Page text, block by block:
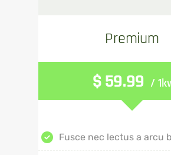
Premium
$59.99 /
Fusce nec lectus a arcu